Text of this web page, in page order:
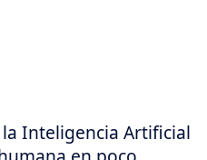
Inteligencia Artificial